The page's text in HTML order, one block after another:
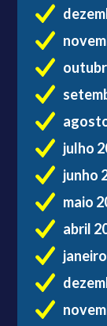
julho
junho
maio
abril